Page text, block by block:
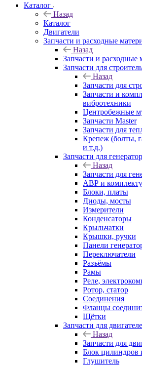
Каталог
Назад
Каталог
Двигатели
Запчасти и расходные
Назад
Запчасти и расходные
Запчасти для
Назад
Запчасти для
Запчасти и
вибротехники
Центробежные
Запчасти Master
Запчасти для
Крепеж (болты,
и т.д.)
Запчасти для
Назад
Запчасти для
АВР и
Блоки, платы
Диоды, мосты
Измерители
Конденсаторы
Крыльчатки
Крышки, ручки
Панели
Переключатели
Разъёмы
Рамы
Реле,
Ротор, статор
Соединения
Фланцы
Щётки
Запчасти для
Назад
Запчасти для
Блок цилиндров
Глушитель